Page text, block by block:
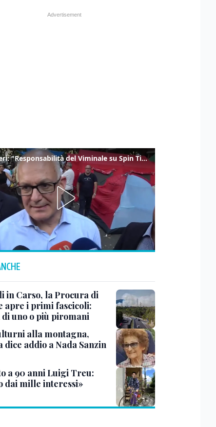
Gualtieri: "Responsabilità del Viminale su Spin Time? La posizione dei partiti è nota"
in Carso, la Procura di
apre i primi fascicoli:
di uno o più piromani
alla montagna,
dice addio a Nada Sanzin
a 90 anni Luigi Treu:
dai mille interessi»